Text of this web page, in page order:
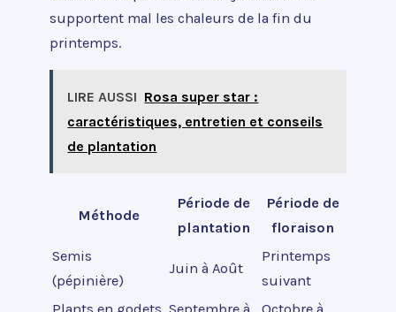
supportent mal les chaleurs de la fin du
printemps.
LIRE AUSSI Rosa super star :
caractéristiques, entretien et conseils
de plantation
Méthode
Période de
plantation
Période de
floraison
Semis
(pépinière)
Juin à Août
Printemps
suivant